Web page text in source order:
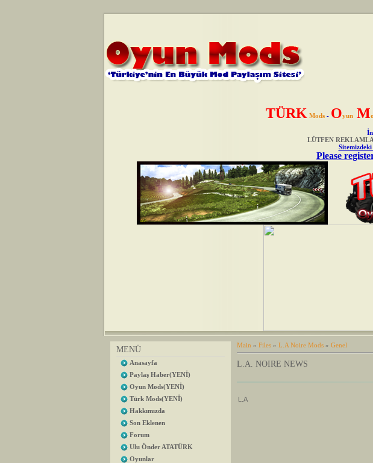
TÜRK Mods - Oyun M
LÜTFEN
Please
MENÜ
Anasayfa
Paylaş Haber(YENİ)
Oyun Mods(YENİ)
Türk Mods(YENİ)
Hakkımızda
Son Eklenen
Forum
Ulu Önder ATATÜRK
Oyunlar
Main » Files » L.A Noire Mods » Genel
L.A. NOIRE NEWS
L.A